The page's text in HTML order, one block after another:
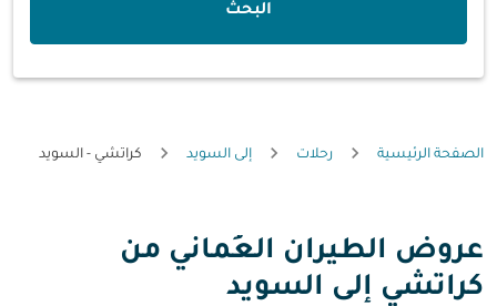
البحث
الصفحة الرئيسية رحلات إلى السويد كراتشي - السويد
عروض الطيران العُماني من
كراتشي إلى السويد